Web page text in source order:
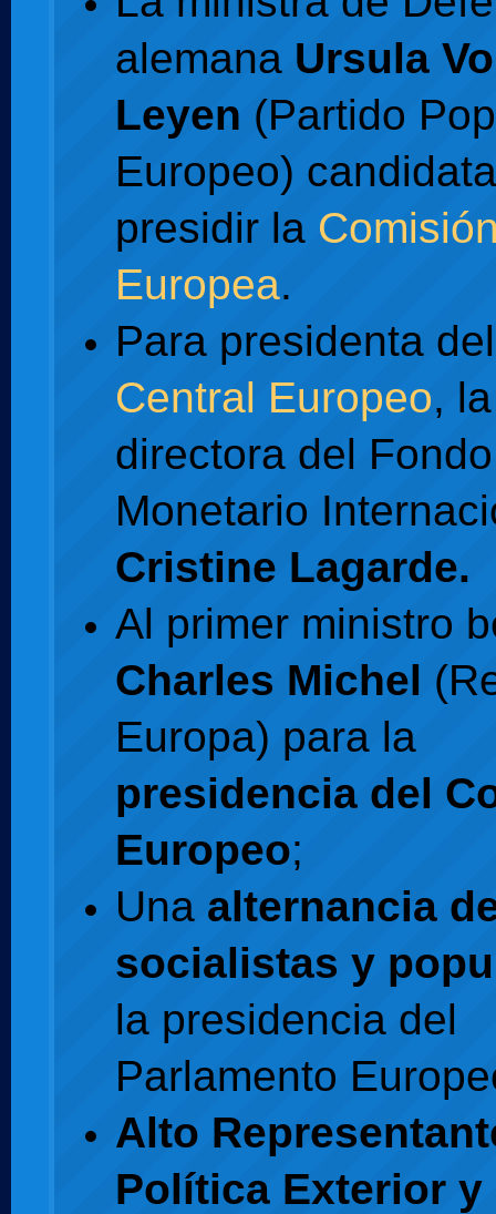
alemana Ursula
Leyen (Partido
Europeo)
presidir la
Europea.
Para presidenta
Central Europeo, la
directora del Fondo
Monetario
Cristine Lagarde.
Al primer ministro
Charles Michel
Europa) para la
presidencia del
Europeo;
Una alternancia
socialistas y
la presidencia del
Parlamento
Alto
Política Exterior y